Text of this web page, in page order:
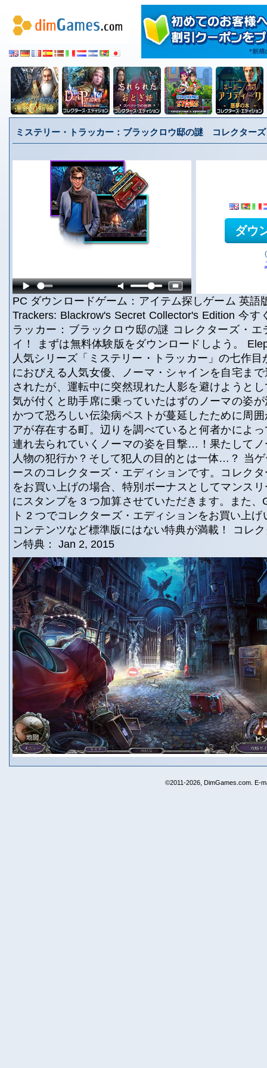
ミステリー・トラッカー：ブラックロウ邸の謎 コレクター
ダウ
PC ダウンロードゲーム：アイテム探しゲーム 英語
Trackers: Blackrow's Secret Collector's Edition 今
ラッカー：ブラックロウ邸の謎 コレクターズ・エ
イ！ まずは無料体験版をダウンロードしよう。
人気シリーズ「ミステリー・トラッカー」の七作
におびえる人気女優、ノーマ・シャインを自宅ま
されたが、運転中に突然現れた人影を避けようと
気が付くと助手席に乗っていたはずのノーマの姿
かつて恐ろしい伝染病ペストが蔓延したために周
アが存在する町。辺りを調べていると何者かによ
連れ去られていくノーマの姿を目撃…！果たして
人物の犯行か？そして犯人の目的とは一体…？ 当
ースのコレクターズ・エディションです。コレク
をお買い上げの場合、特別ボーナスとしてマンス
にスタンプを 3 つ加算させていただきます。また、
ト 2 つでコレクターズ・エディションをお買い上
コンテンツなど標準版にはない特典が満載！ コレ
ン特典： Jan 2, 2015
©2011-2026, DimGames.com. E-